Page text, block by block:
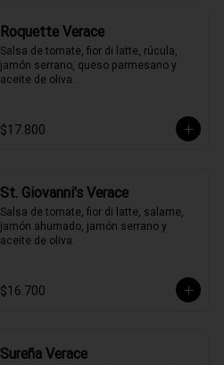
Roquette Verace
Salsa de tomate, fior di latte, rúcula,
jamón serrano, queso parmesano y
aceite de oliva.
$17.800
St. Giovanni's Verace
Salsa de tomate, fior di latte, salame,
jamón ahumado, jamón serrano y
aceite de oliva.
$16.700
Sureña Verace